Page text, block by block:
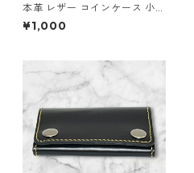
本革 レザー コインケース 小銭
入れ ブラック l117 ハンドメイ
ド
¥1,000